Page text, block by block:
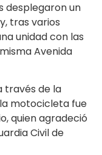
desplegaron un
tras varios
unidad con las
Avenida
través de la
motocicleta fue
quien agradeció
Civil de